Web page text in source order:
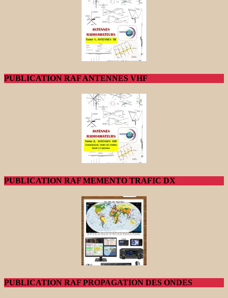
PUBLICATION RAF ANTENNES VHF
PUBLICATION RAF MEMENTO TRAFIC DX
PUBLICATION RAF PROPAGATION DES ONDES